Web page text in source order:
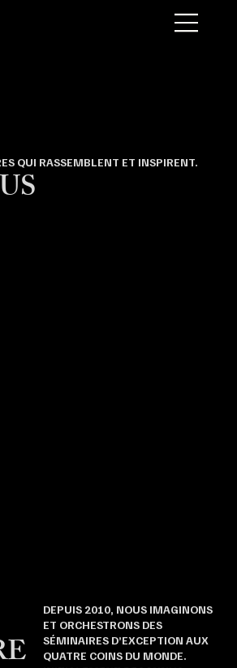
QUI RASSEMBLENT ET INSPIRENT.
DEPUIS 2010, NOUS IMAGINONS
ET ORCHESTRONS DES
SÉMINAIRES D’EXCEPTION AUX
QUATRE COINS DU MONDE.